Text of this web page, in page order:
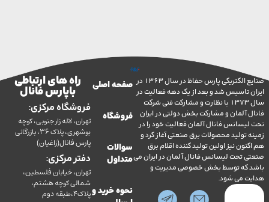
صنایع الکتریکی پارس حفاظ در سال 1363 در
شد و بعد از یک دهه فعالیت در
سال 1373 با نظارت و مشارکت فنی شرکت
و مشارکت بخش دولتی در ایران
فانال آلمان فعالیت خود را در
محصولات برق صنعتی آغاز کرد و
نیز اولین تولید کننده اقلام برق
لیسانس فانال آلمان در ایران می
توسط بخش خصوصی مدیریت و
می شود.
صفحه اصلی
فروشگاه
سوالات
متداول
نحوه خرید و
راه های ارتباطی
با پارس فانال
فروشگاه مرکزی:
تهران، لاله زار جنوبی، کوچه
بوشهری، پلاک 36، بازرگانی
پارس فانال(زاغیان)
دفتر مرکزی:
تهران، خیابان فلسطین،
شمالی کوچه هشتم،
پلاک4،طبقه دوم